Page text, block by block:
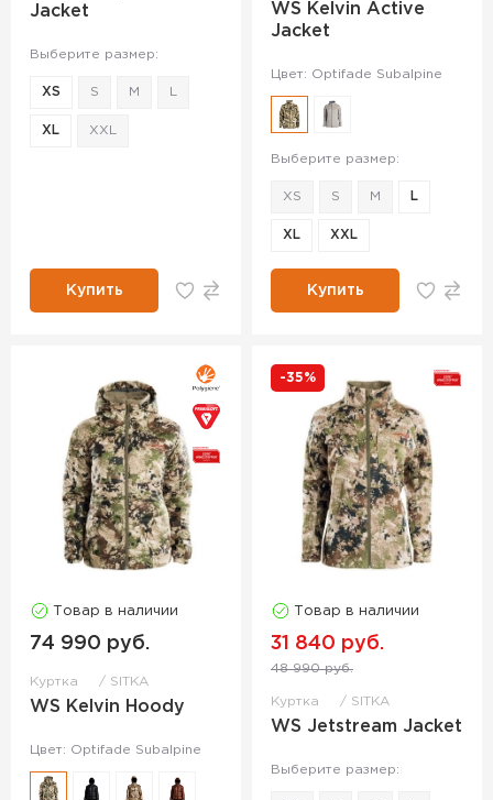
Jacket
Выберите размер:
XS S M
XL XXL
Купить
WS Kelvin Active
Jacket
Цвет: Optifade Subalpine
Выберите размер:
XS S M L
XL XXL
Купить
Товар в наличии
74 990 руб.
Куртка SITKA
WS Kelvin Hoody
Цвет: Optifade Subalpine
-35%
Товар в наличии
31 840 руб.
48 990 руб.
Куртка SITKA
WS Jetstream Jacket
Выберите размер: